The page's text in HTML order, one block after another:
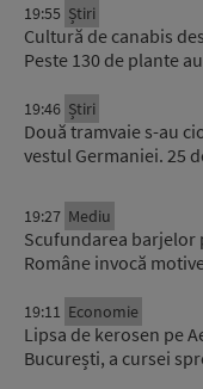
19:55 Știri
Cultură de canabis
Peste 130 de plante
19:46 Știri
Două tramvaie s-au
vestul Germaniei. 25
19:27 Mediu
Scufundarea barjelor
Române invocă
19:11 Economie
Lipsa de kerosen pe
București, a cursei